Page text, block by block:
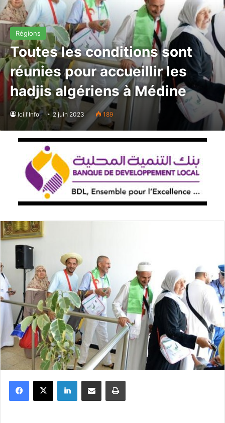
Régions
Toutes les conditions sont
réunies pour accueillir les
hadjis algériens à Médine
Ici l'Info 2 juin 2023 189